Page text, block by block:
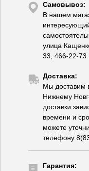
Самовывоз:
В нашем
улица
33, 466-22-73
Доставка:
Мы доставим
Нижнему
доставки
времени и
можете
телефону
Гарантия: